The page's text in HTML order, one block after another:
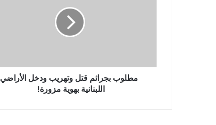
بهوية
مزورة!‏ مطلوب بجرائم قتل وتهريب ودخل الأراضي
اللبنانية بهوية مزورة!